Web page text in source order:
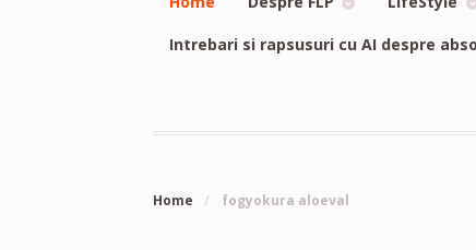
Intrebari si rapsusuri cu AI despre
Home / fogyokura aloeval